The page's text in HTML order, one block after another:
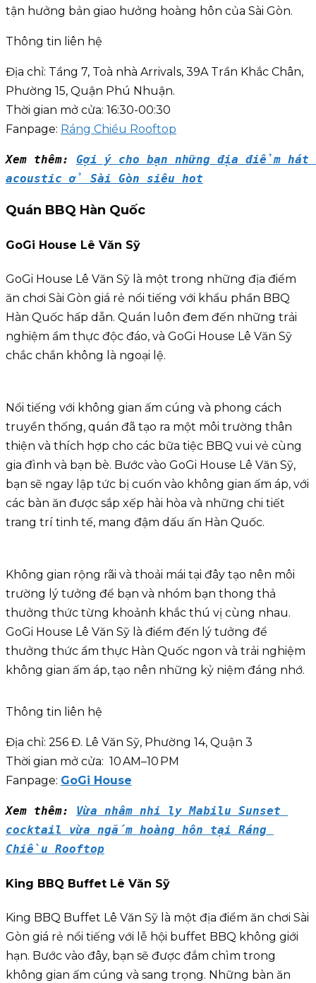
tận hưởng bản giao hưởng hoàng hôn của Sài Gòn.
Thông tin liên hệ
Địa chỉ: Tầng 7, Toà nhà Arrivals, 39A Trần Khắc Chân,
Phường 15, Quận Phú Nhuận.
Thời gian mở cửa: 16:30-00:30
Fanpage: Ráng Chiều Rooftop
Xem thêm: Gợi ý cho bạn những địa điểm hát
acoustic ở Sài Gòn siêu hot
Quán BBQ Hàn Quốc
GoGi House Lê Văn Sỹ
GoGi House Lê Văn Sỹ là một trong những địa điểm
ăn chơi Sài Gòn giá rẻ nổi tiếng với khẩu phần BBQ
Hàn Quốc hấp dẫn. Quán luôn đem đến những trải
nghiệm ẩm thực độc đáo, và GoGi House Lê Văn Sỹ
chắc chắn không là ngoại lệ.
Nổi tiếng với không gian ấm cúng và phong cách
truyền thống, quán đã tạo ra một môi trường thân
thiện và thích hợp cho các bữa tiệc BBQ vui vẻ cùng
gia đình và bạn bè. Bước vào GoGi House Lê Văn Sỹ,
bạn sẽ ngay lập tức bị cuốn vào không gian ấm áp, với
các bàn ăn được sắp xếp hài hòa và những chi tiết
trang trí tinh tế, mang đậm dấu ấn Hàn Quốc.
Không gian rộng rãi và thoải mái tại đây tạo nên môi
trường lý tưởng để bạn và nhóm bạn thong thả
thưởng thức từng khoảnh khắc thú vị cùng nhau.
GoGi House Lê Văn Sỹ là điểm đến lý tưởng để
thưởng thức ẩm thực Hàn Quốc ngon và trải nghiệm
không gian ấm áp, tạo nên những kỷ niệm đáng nhớ.
Thông tin liên hệ
Địa chỉ: 256 Đ. Lê Văn Sỹ, Phường 14, Quận 3
Thời gian mở cửa: 10 AM–10 PM
Fanpage: GoGi House
Xem thêm: Vừa nhâm nhi ly Mabilu Sunset
cocktail vừa ngắm hoàng hôn tại Ráng
Chiều Rooftop
King BBQ Buffet Lê Văn Sỹ
King BBQ Buffet Lê Văn Sỹ là một địa điểm ăn chơi Sài
Gòn giá rẻ nổi tiếng với lễ hội buffet BBQ không giới
hạn. Bước vào đây, bạn sẽ được đắm chìm trong
không gian ấm cúng và sang trọng. Những bàn ăn